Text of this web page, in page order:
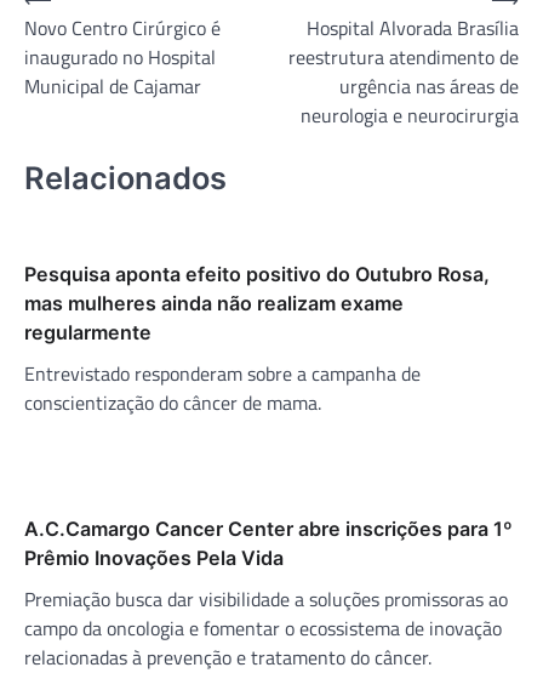
de
Post
Novo Centro Cirúrgico é
inaugurado no Hospital
Municipal de Cajamar
Hospital Alvorada Brasília
reestrutura atendimento de
urgência nas áreas de
neurologia e neurocirurgia
Relacionados
Pesquisa aponta efeito positivo do Outubro Rosa,
mas mulheres ainda não realizam exame
regularmente
Entrevistado responderam sobre a campanha de
conscientização do câncer de mama.
A.C.Camargo Cancer Center abre inscrições para 1º
Prêmio Inovações Pela Vida
Premiação busca dar visibilidade a soluções promissoras ao
campo da oncologia e fomentar o ecossistema de inovação
relacionadas à prevenção e tratamento do câncer.